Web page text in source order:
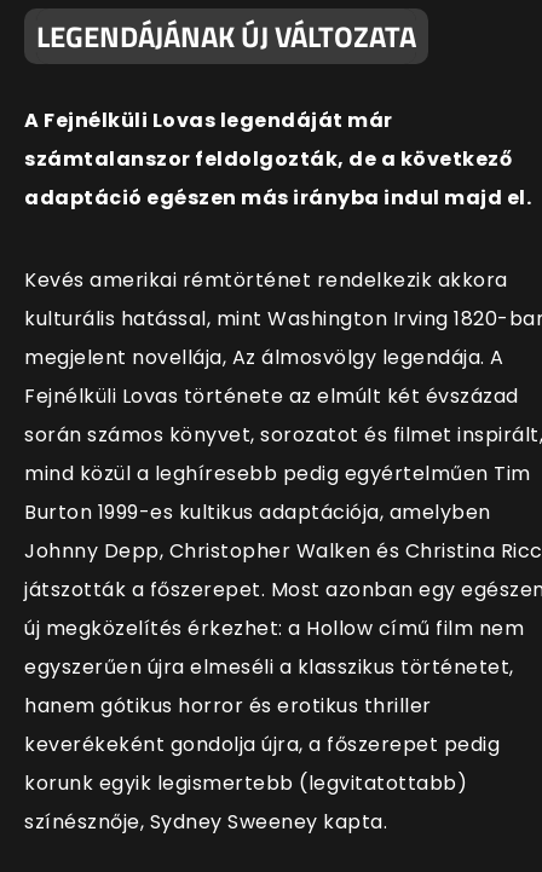
LEGENDÁJÁNAK ÚJ VÁLTOZATA
A Fejnélküli Lovas legendáját már
számtalanszor feldolgozták, de a következő
adaptáció egészen más irányba indul majd el.
Kevés amerikai rémtörténet rendelkezik akkora
kulturális hatással, mint Washington Irving 1820-
megjelent novellája, Az álmosvölgy legendája. A
Fejnélküli Lovas története az elmúlt két évszázad
során számos könyvet, sorozatot és filmet inspirált,
mind közül a leghíresebb pedig egyértelműen Tim
Burton 1999-es kultikus adaptációja, amelyben
Johnny Depp, Christopher Walken és Christina
játszották a főszerepet. Most azonban egy
új megközelítés érkezhet: a Hollow című film nem
egyszerűen újra elmeséli a klasszikus történetet,
hanem gótikus horror és erotikus thriller
keverékeként gondolja újra, a főszerepet pedig
korunk egyik legismertebb (legvitatottabb)
színésznője, Sydney Sweeney kapta.